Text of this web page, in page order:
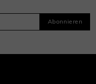
Abonnieren